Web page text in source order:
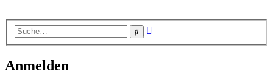
Suche
Anmelden